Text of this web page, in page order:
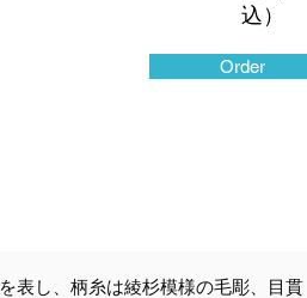
込）
Order
表し、柄糸は綾杉模様の毛彫、目貫